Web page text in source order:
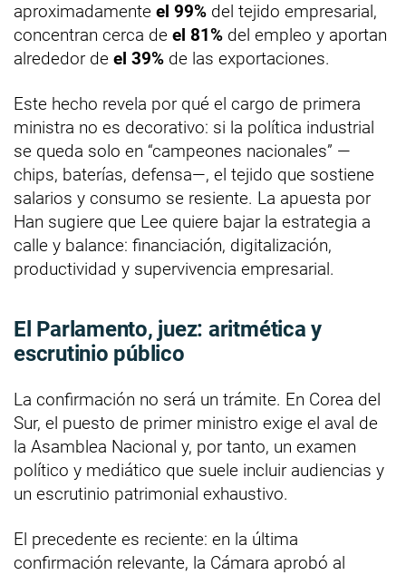
aproximadamente el 99% del tejido empresarial,
concentran cerca de el 81% del empleo y aportan
alrededor de el 39% de las exportaciones.
Este hecho revela por qué el cargo de primera
ministra no es decorativo: si la política industrial
se queda solo en “campeones nacionales” —
chips, baterías, defensa—, el tejido que sostiene
salarios y consumo se resiente. La apuesta por
Han sugiere que Lee quiere bajar la estrategia a
calle y balance: financiación, digitalización,
productividad y supervivencia empresarial.
El Parlamento, juez: aritmética y
escrutinio público
La confirmación no será un trámite. En Corea del
Sur, el puesto de primer ministro exige el aval de
la Asamblea Nacional y, por tanto, un examen
político y mediático que suele incluir audiencias y
un escrutinio patrimonial exhaustivo.
El precedente es reciente: en la última
confirmación relevante, la Cámara aprobó al